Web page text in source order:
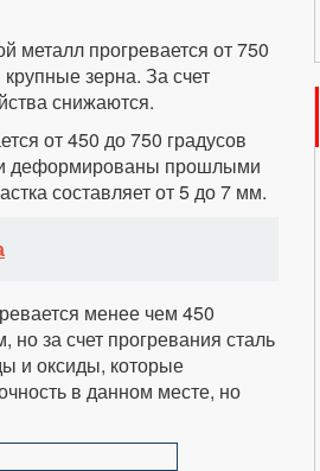
металл прогревается от 750
зерна. За счет
снижаются.
от 450 до 750 градусов
деформированы прошлыми
составляет от 5 до 7 мм.
менее чем 450
за счет прогревания сталь
и оксиды, которые
в данном месте, но